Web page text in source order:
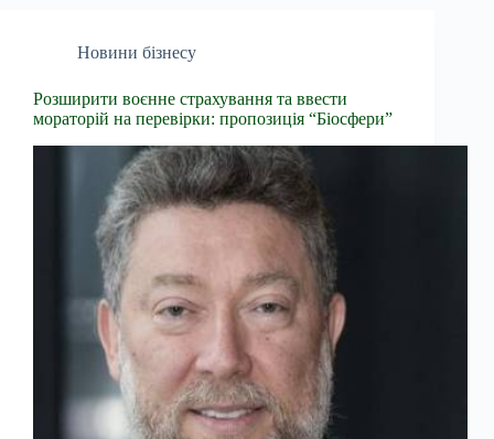
Новини бізнесу
Розширити воєнне страхування та ввести
мораторій на перевірки: пропозиція “Біосфери”